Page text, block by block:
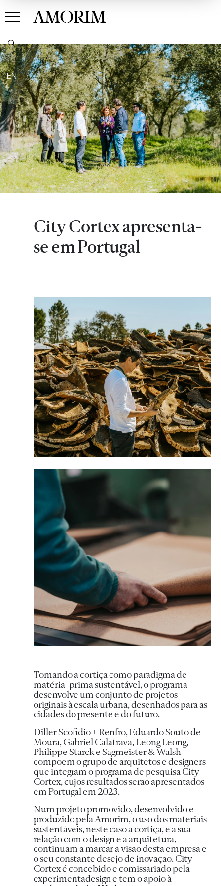
EN
AMORIM
City Cortex apresenta-
se em Portugal
Tomando a cortiça como paradigma de
matéria-prima sustentável, o programa
desenvolve um conjunto de projetos
originais à escala urbana, desenhados para as
cidades do presente e do futuro.
Diller Scofidio + Renfro, Eduardo Souto de
Moura, Gabriel Calatrava, Leong Leong,
Philippe Starck e Sagmeister & Walsh
compõem o grupo de arquitetos e designers
que integram o programa de pesquisa City
Cortex, cujos resultados serão apresentados
em Portugal em 2023.
Num projeto promovido, desenvolvido e
produzido pela Amorim, o uso dos materiais
sustentáveis, neste caso a cortiça, e a sua
relação com o design e a arquitetura,
continuam a marcar a visão desta empresa e
o seu constante desejo de inovação. City
Cortex é concebido e comissariado pela
experimentadesign e tem o apoio à